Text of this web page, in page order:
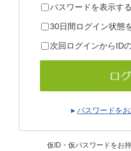
パスワードを表示する
30日間ログイン状態
次回ログインからID
パスワードを
仮ID・仮パスワードをお